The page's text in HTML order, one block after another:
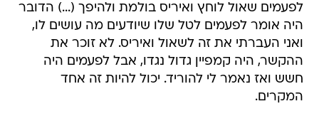
לפעמים שאול לוחץ ואיריס בולמת ולהיפך (...) הדובר
היה אומר לפעמים לטל שלו שיודעים מה עושים לו,
ואני העברתי את זה לשאול ואיריס. לא זוכר את
ההקשר, היה קמפיין גדול נגדו, אבל לפעמים היה
חשש ואז נאמר לי להוריד. יכול להיות זה אחד
המקרים.